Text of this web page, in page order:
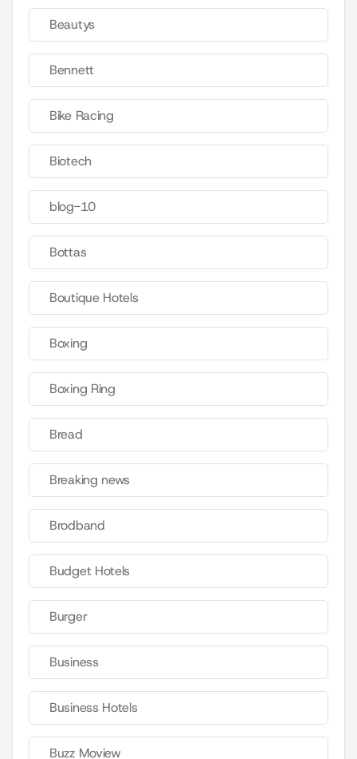
Beautys
Bennett
Bike Racing
Biotech
blog-10
Bottas
Boutique Hotels
Boxing
Boxing Ring
Bread
Breaking news
Brodband
Budget Hotels
Burger
Business
Business Hotels
Buzz Moview